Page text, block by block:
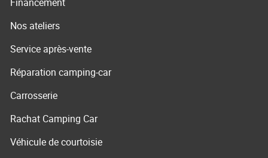
Nos ateliers
Service après-vente
Réparation camping-car
Carrosserie
Rachat Camping Car
Véhicule de courtoisie